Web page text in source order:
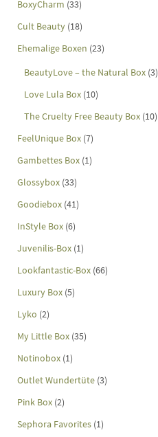
BoxyCharm (33)
Cult Beauty (18)
Ehemalige Boxen (23)
BeautyLove – the Natural Box (3)
Love Lula Box (10)
The Cruelty Free Beauty Box (10)
FeelUnique Box (7)
Gambettes Box (1)
Glossybox (33)
Goodiebox (41)
InStyle Box (6)
Juvenilis-Box (1)
Lookfantastic-Box (66)
Luxury Box (5)
Lyko (2)
My Little Box (35)
Notinobox (1)
Outlet Wundertüte (3)
Pink Box (2)
Sephora Favorites (1)